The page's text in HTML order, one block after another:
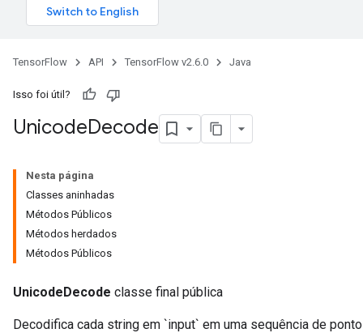
TensorFlow API TensorFlow v2.6.0 Java
Isso foi útil?
UnicodeDecode
Nesta página
Classes aninhadas
Métodos Públicos
Métodos herdados
Métodos Públicos
UnicodeDecode classe final pública
Decodifica cada string em `input` em uma sequência de